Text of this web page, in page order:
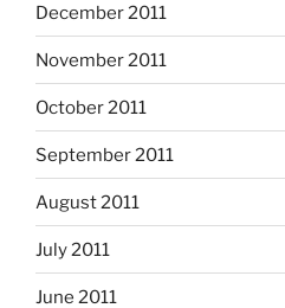
December 2011
November 2011
October 2011
September 2011
August 2011
July 2011
June 2011